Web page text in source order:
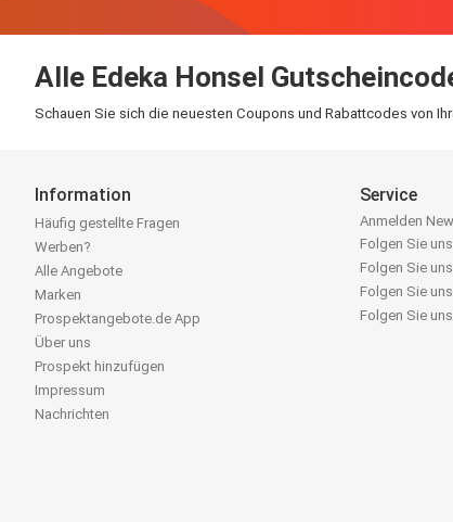
Alle Edeka Honsel
Schauen Sie sich die neuesten Coupons und Rabattcodes von
Information
Häufig gestellte Fragen
Werben?
Alle Angebote
Marken
Prospektangebote.de App
Über uns
Prospekt hinzufügen
Impressum
Nachrichten
Service
Anmelden
Folgen Sie
Folgen Sie
Folgen Sie
Folgen Sie